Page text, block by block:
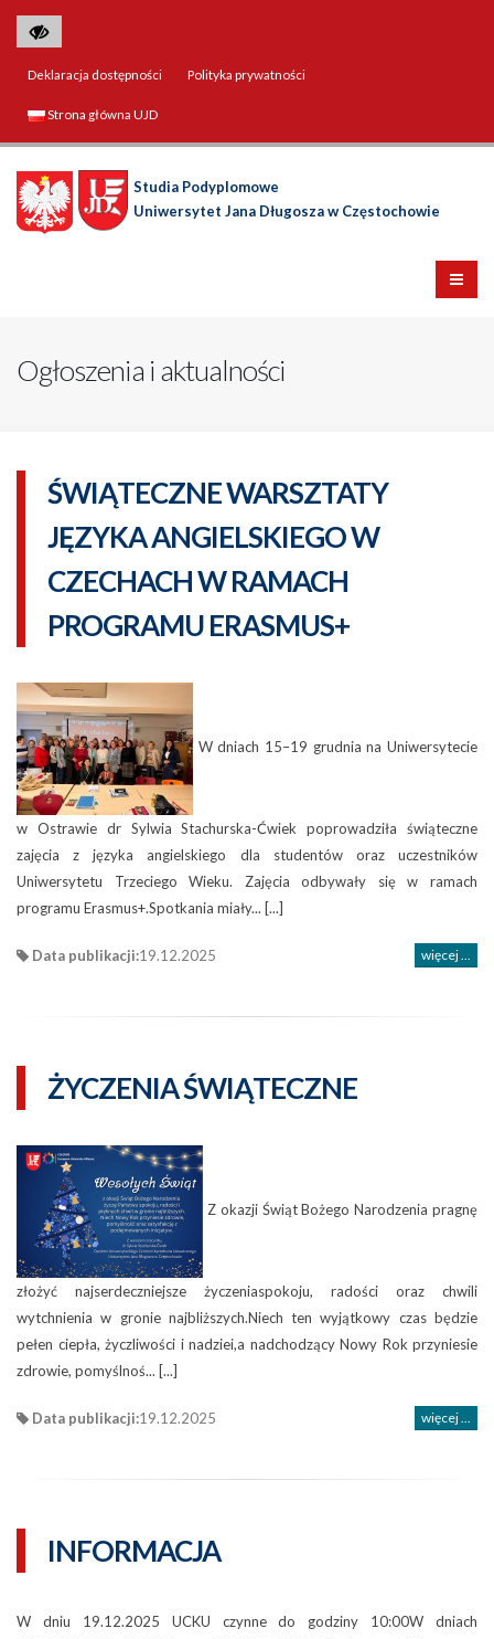
Deklaracja dostępności Polityka prywatności
Strona główna UJD
Studia Podyplomowe
Uniwersytet Jana Długosza w Częstochowie
Ogłoszenia i aktualności
ŚWIĄTECZNE WARSZTATY
JĘZYKA ANGIELSKIEGO W
CZECHACH W RAMACH
PROGRAMU ERASMUS+
W dniach 15–19 grudnia na Uniwersytecie
w Ostrawie dr Sylwia Stachurska-Ćwiek poprowadziła świąteczne
zajęcia z języka angielskiego dla studentów oraz uczestników
Uniwersytetu Trzeciego Wieku. Zajęcia odbywały się w ramach
programu Erasmus+.Spotkania miały... [...]
Data publikacji:19.12.2025 więcej ...
ŻYCZENIA ŚWIĄTECZNE
Z okazji Świąt Bożego Narodzenia pragnę
złożyć najserdeczniejsze życzeniaspokoju, radości oraz chwili
wytchnienia w gronie najbliższych.Niech ten wyjątkowy czas będzie
pełen ciepła, życzliwości i nadziei,a nadchodzący Nowy Rok przyniesie
zdrowie, pomyślnoś... [...]
Data publikacji:19.12.2025 więcej ...
INFORMACJA
W dniu 19.12.2025 UCKU czynne do godziny 10:00W dniach